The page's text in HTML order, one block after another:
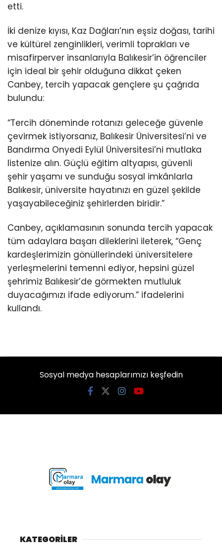
etti.
İki denize kıyısı, Kaz Dağları’nın eşsiz doğası, tarihi
ve kültürel zenginlikleri, verimli toprakları ve
misafirperver insanlarıyla Balıkesir’in öğrenciler
için ideal bir şehir olduğuna dikkat çeken
Canbey, tercih yapacak gençlere şu çağrıda
bulundu:
“Tercih döneminde rotanızı geleceğe güvenle
çevirmek istiyorsanız, Balıkesir Üniversitesi’ni ve
Bandırma Onyedi Eylül Üniversitesi’ni mutlaka
listenize alın. Güçlü eğitim altyapısı, güvenli
şehir yaşamı ve sunduğu sosyal imkânlarla
Balıkesir, üniversite hayatınızı en güzel şekilde
yaşayabileceğiniz şehirlerden biridir.”
Canbey, açıklamasının sonunda tercih yapacak
tüm adaylara başarı dileklerini ileterek, “Genç
kardeşlerimizin gönüllerindeki üniversitelere
yerleşmelerini temenni ediyor, hepsini güzel
şehrimiz Balıkesir’de görmekten mutluluk
duyacağımızı ifade ediyorum.” ifadelerini
kullandı.
Sosyal medya hesaplarımızı keşfedin
KATEGORİLER